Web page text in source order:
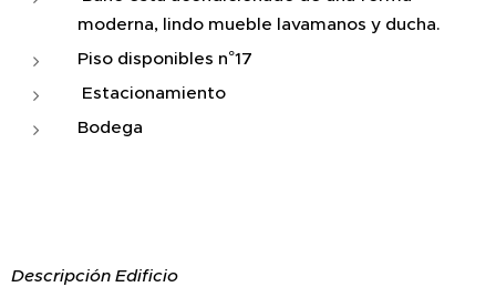
moderna, lindo mueble lavamanos y ducha.
Piso disponibles n°17
Estacionamiento
Bodega
Descripción Edificio